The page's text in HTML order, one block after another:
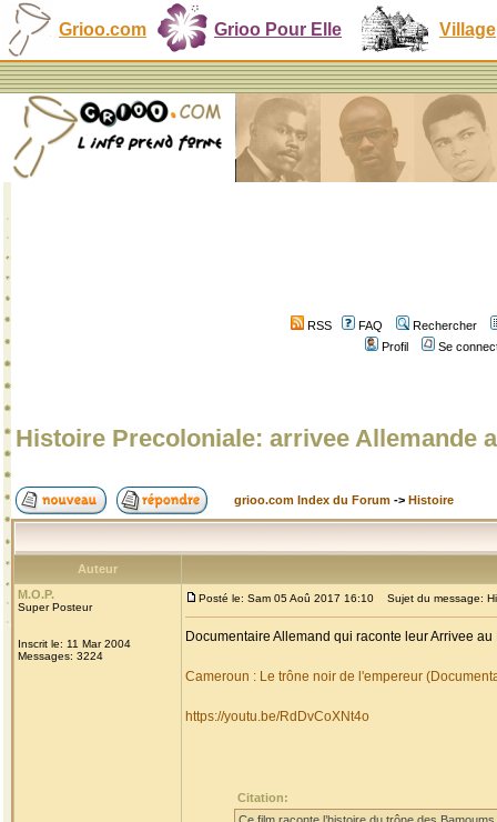
Grioo.com Grioo Pour Elle Village
RSS FAQ
Rechercher
Profil
Se
Histoire Precoloniale: arrivee Allemande
grioo.com Index du Forum -> Histoire
Auteur
M.O.P.
Super Posteur
Inscrit le: 11 Mar 2004
Messages: 3224
Posté le: Sam 05 Aoû 2017 16:10 Sujet du message:
Documentaire Allemand qui raconte leur Arrivee
Cameroun : Le trône noir de l'empereur
https://youtu.be/RdDvCoXNt4o
Citation: